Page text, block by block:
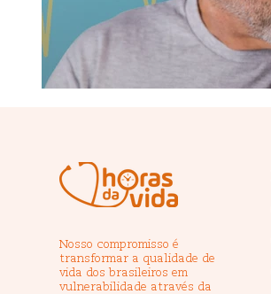
Nosso compromisso é
transformar a qualidade de
vida dos brasileiros em
vulnerabilidade através da